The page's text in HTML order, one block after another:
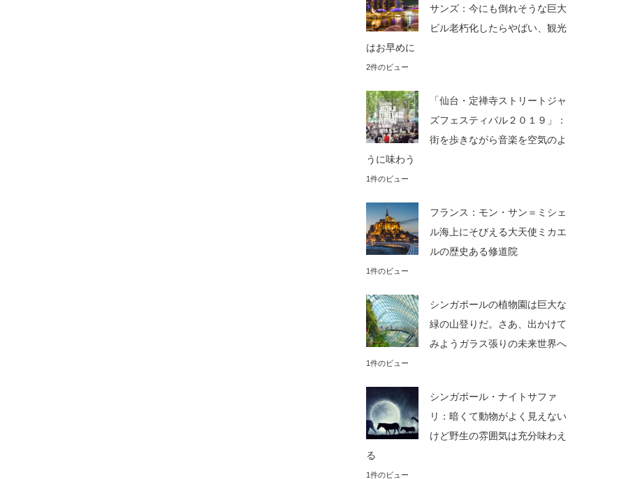
サンズ：今にも倒れそうな巨大
ビル老朽化したらやばい、観光
はお早めに
2件のビュー
「仙台・定禅寺ストリートジャ
ズフェスティバル２０１９」：
街を歩きながら音楽を空気のよ
うに味わう
1件のビュー
フランス：モン・サン＝ミシェ
ル海上にそびえる大天使ミカエ
ルの歴史ある修道院
1件のビュー
シンガポールの植物園は巨大な
緑の山登りだ。さあ、出かけて
みようガラス張りの未来世界へ
1件のビュー
シンガポール・ナイトサファ
リ：暗くて動物がよく見えない
けど野生の雰囲気は充分味わえ
る
1件のビュー